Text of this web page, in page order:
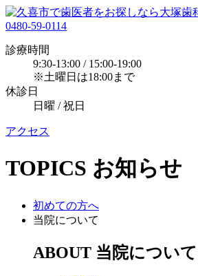
0480-59-0114
診療時間
9:30-13:00 / 15:00-19:00
※土曜日は18:00まで
休診日
日曜 / 祝日
アクセス
TOPICS お知らせ
初めての方へ
当院について
ABOUT 当院について